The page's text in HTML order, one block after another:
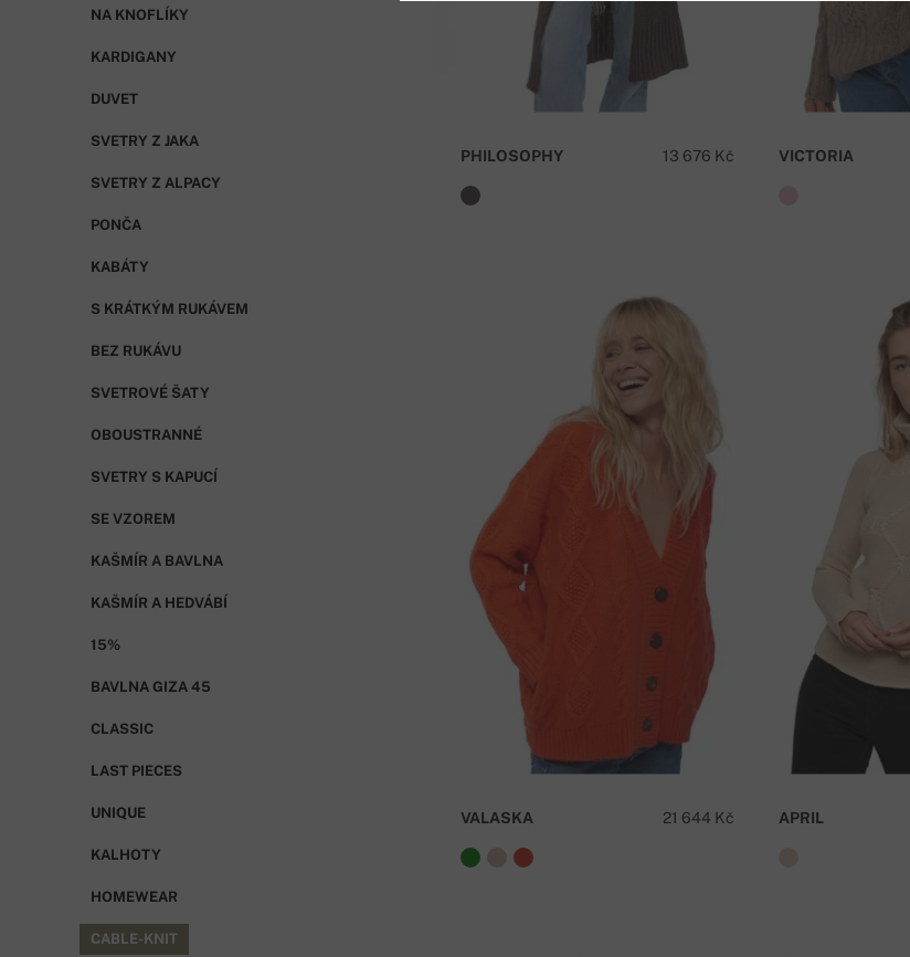
NA KNOFLÍKY
KARDIGANY
DUVET
SVETRY Z JAKA
SVETRY Z ALPACY
PONČA
KABÁTY
S KRÁTKÝM RUKÁVEM
BEZ RUKÁVU
SVETROVÉ ŠATY
OBOUSTRANNÉ
SVETRY S KAPUCÍ
SE VZOREM
KAŠMÍR A BAVLNA
KAŠMÍR A HEDVÁBÍ
15%
BAVLNA GIZA 45
CLASSIC
LAST PIECES
UNIQUE
KALHOTY
HOMEWEAR
CABLE-KNIT
13 676 Kč
PHILOSOPHY VICTORIA
21 644 Kč
VALASKA APRIL